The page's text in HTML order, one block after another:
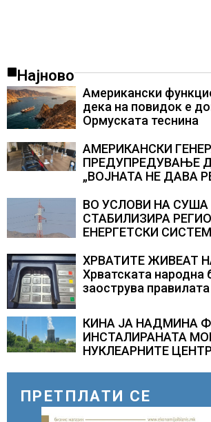
Најново
Американски
дека на повидок е
Ормуската теснина
АМЕРИКАНСКИ
ПРЕДУПРЕДУВАЊЕ
„ВОЈНАТА НЕ ДАВА
ВО УСЛОВИ НА СУША
СТАБИЛИЗИРА
ЕНЕРГЕТСКИ СИСТЕМ,
складирање на
ХРВАТИТЕ ЖИВЕАТ
Хрватската народна
заострува правилата
зголемени ризици во
систем
КИНА ЈА НАДМИНА
ИНСТАЛИРАНАТА
НУКЛЕАРНИТЕ
ПРЕТПЛАТИ СЕ